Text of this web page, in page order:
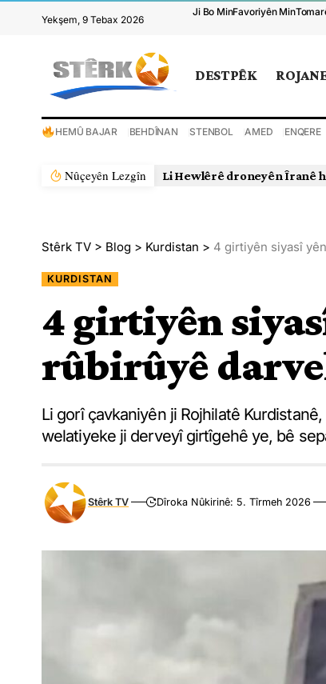
Yekşem, 9 Tebax 2026
Ji Bo MinFavoriyên Min
DESTPÊK
HEMÛ BAJAR BEHDÎNAN STENBOL AMED ENQERE
Nûçeyên Lezgîn Li Hewlêrê droneyên Îranê
Stêrk TV > Blog > Kurdistan > 4 girtiyên siyasî
KURDISTAN
4 girtiyên
rûbirûyê
Li gorî çavkaniyên ji Rojhilatê
welatiyeke ji derveyî girtîgehê ye, bê
Stêrk TV Dîroka Nûkirinê: 5. Tîrmeh 2026